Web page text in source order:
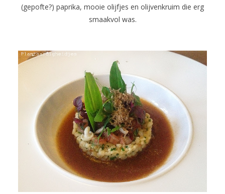
(gepofte?) paprika, mooie olijfjes en olijvenkruim die erg
smaakvol was.